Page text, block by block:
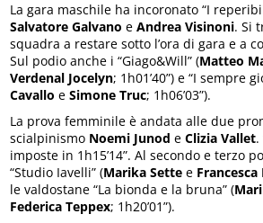
La gara maschile ha incoronato “I
Salvatore Galvano eAndrea Visinoni. Si
squadra a restare sotto l’ora di gara e a
Sul podio anche i “Giago&Will” (Matteo
Verdenal Jocelyn; 1h01’40”) e “I sempre
Cavallo eSimone Truc; 1h06’03”).
La prova femminile è andata alle due
scialpinismo Noemi Junod eClizia Vallet.
imposte in 1h15’14”. Al secondo e terzo
“Studio Iavelli” (Marika Sette e
le valdostane “La bionda e la bruna” (
Federica Teppex; 1h20’01”).